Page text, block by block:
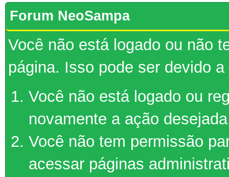
Forum NeoSampa
Você não está logado ou não
página. Isso pode ser devido
Você não está logado ou
novamente a ação
Você não tem permissão
acessar páginas